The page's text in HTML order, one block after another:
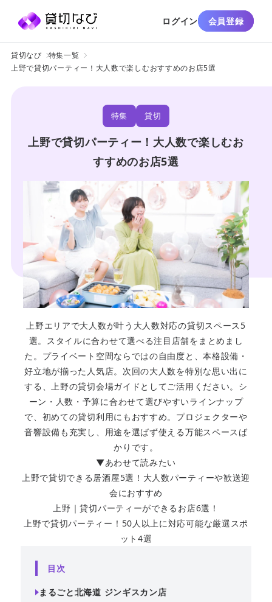
ログイン 会員登録
貸切なび
特集一覧
上野で貸切パーティー！大人数で楽しむおすすめのお店5選
特集 貸切
上野で貸切パーティー！大人数で楽しむお
すすめのお店5選
上野エリアで大人数が叶う大人数対応の貸切スペース5
選。スタイルに合わせて選べる注目店舗をまとめまし
た。プライベート空間ならではの自由度と、本格設備・
好立地が揃った人気店。次回の大人数を特別な思い出に
する、上野の貸切会場ガイドとしてご活用ください。シ
ーン・人数・予算に合わせて選びやすいラインナップ
で、初めての貸切利用にもおすすめ。プロジェクターや
音響設備も充実し、用途を選ばず使える万能スペースば
かりです。
▼あわせて読みたい
上野で貸切できる居酒屋5選！大人数パーティーや歓送迎
会におすすめ
上野｜貸切パーティーができるお店6選！
上野で貸切パーティー！50人以上に対応可能な厳選スポ
ット4選
目次
まるごと北海道 ジンギスカン店